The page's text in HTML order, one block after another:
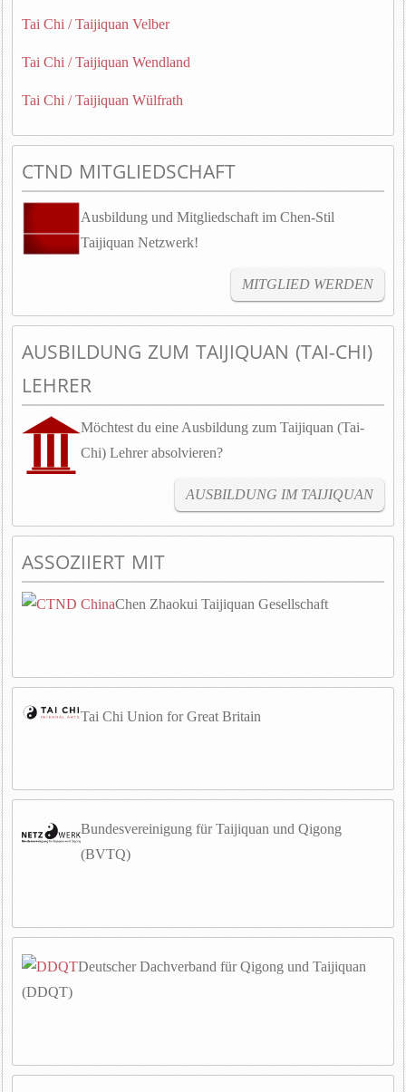
Tai Chi / Taijiquan Velber
Tai Chi / Taijiquan Wendland
Tai Chi / Taijiquan Wülfrath
CTND MITGLIEDSCHAFT
Ausbildung und Mitgliedschaft im Chen-Stil
Taijiquan Netzwerk!
MITGLIED WERDEN
AUSBILDUNG ZUM TAIJIQUAN (TAI-CHI)
LEHRER
Möchtest du eine Ausbildung zum Taijiquan (Tai-
Chi) Lehrer absolvieren?
AUSBILDUNG IM TAIJIQUAN
ASSOZIIERT MIT
Chen Zhaokui Taijiquan Gesellschaft
Tai Chi Union for Great Britain
Bundesvereinigung für Taijiquan und Qigong
(BVTQ)
Deutscher Dachverband für Qigong und Taijiquan
(DDQT)